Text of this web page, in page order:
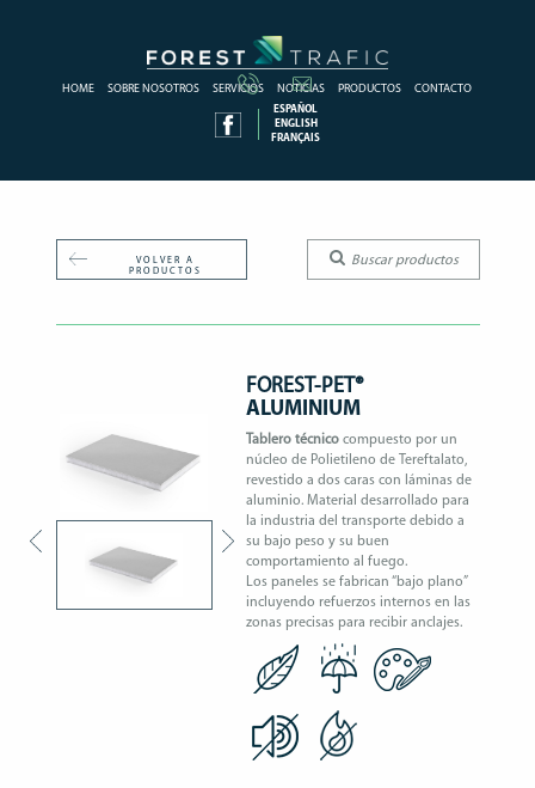
HOME SOBRE NOSOTROS SERVICIOS NOTICIAS PRODUCTOS CONTACTO
ESPAÑOL
ENGLISH
FRANÇAIS
VOLVER A
PRODUCTOS
FOREST-PET®
ALUMINIUM
Tablero técnico compuesto por un
núcleo de Polietileno de Tereftalato,
revestido a dos caras con láminas de
aluminio. Material desarrollado para
la industria del transporte debido a
su bajo peso y su buen
comportamiento al fuego.
Los paneles se fabrican “bajo plano”
incluyendo refuerzos internos en las
zonas precisas para recibir anclajes.